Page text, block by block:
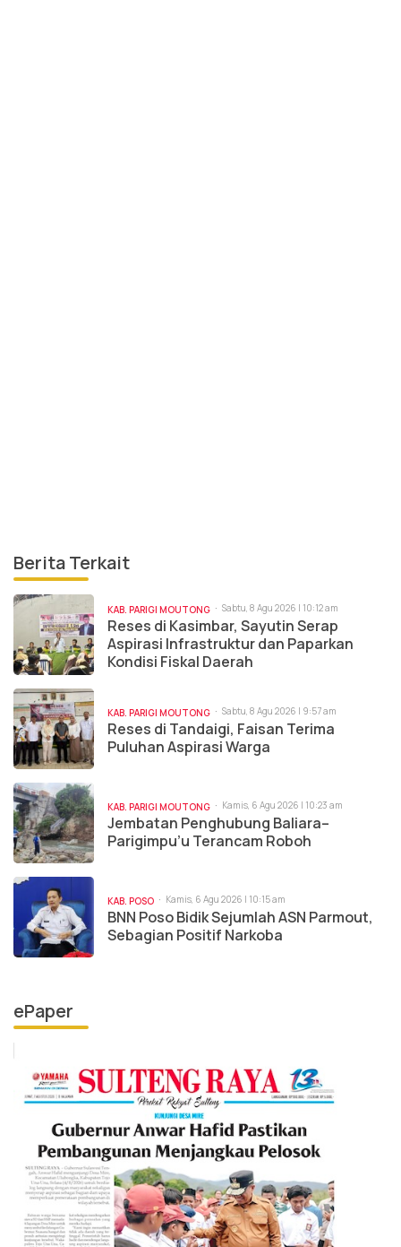
Berita Terkait
KAB. PARIGI MOUTONG Sabtu, 8 Agu 2026 | 10:12 am
Reses di Kasimbar, Sayutin Serap
Aspirasi Infrastruktur dan Paparkan
Kondisi Fiskal Daerah
KAB. PARIGI MOUTONG Sabtu, 8 Agu 2026 | 9:57 am
Reses di Tandaigi, Faisan Terima
Puluhan Aspirasi Warga
KAB. PARIGI MOUTONG Kamis, 6 Agu 2026 | 10:23 am
Jembatan Penghubung Baliara–
Parigimpu’u Terancam Roboh
KAB. POSO Kamis, 6 Agu 2026 | 10:15 am
BNN Poso Bidik Sejumlah ASN Parmout,
Sebagian Positif Narkoba
ePaper